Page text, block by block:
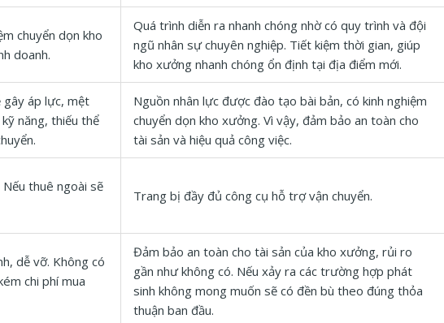
chuyển dọn kho
doanh.
Quá trình diễn ra nhanh chóng nhờ có quy trình và đội
ngũ nhân sự chuyên nghiệp. Tiết kiệm thời gian, giúp
kho xưởng nhanh chóng ổn định tại địa điểm mới.
gây áp lực, mệt
năng, thiếu thể
Nguồn nhân lực được đào tạo bài bản, có kinh nghiệm
chuyển dọn kho xưởng. Vì vậy, đảm bảo an toàn cho
tài sản và hiệu quả công việc.
thuê ngoài sẽ
Trang bị đầy đủ công cụ hỗ trợ vận chuyển.
dễ vỡ. Không có
chi phí mua
Đảm bảo an toàn cho tài sản của kho xưởng, rủi ro
gần như không có. Nếu xảy ra các trường hợp phát
sinh không mong muốn sẽ có đền bù theo đúng thỏa
thuận ban đầu.